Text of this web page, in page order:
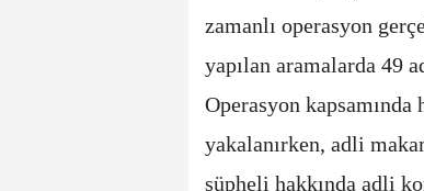
zamanlı operasyon
yapılan aramalarda 49
Operasyon
yakalanırken, adli
şüpheli hakkında adli